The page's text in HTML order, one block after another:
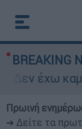
BREAKING
έχω καμία
Πρωινή
➔ Δείτε τα